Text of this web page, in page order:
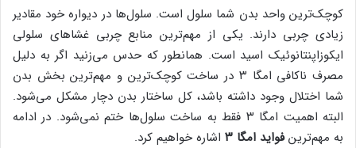
کوچک‌ترین واحد بدن شما سلول است. سلول‌ها در دیواره خود مقادیر
زیادی چربی دارند. یکی از مهم‌ترین منابع چربی غشاهای سلولی
ایکوزاپنتانوئیک اسید است. همانطور که حدس می‌زنید اگر به دلیل
مصرف ناکافی امگا ۳ در ساخت کوچک‌ترین و مهم‌ترین بخش بدن
شما اختلال وجود داشته باشد، کل ساختار بدن دچار مشکل می‌شود.
البته اهمیت امگا ۳ فقط به ساخت سلول‌ها ختم نمی‌شود. در ادامه
به مهم‌ترینفواید امگا ۳ اشاره خواهیم کرد.